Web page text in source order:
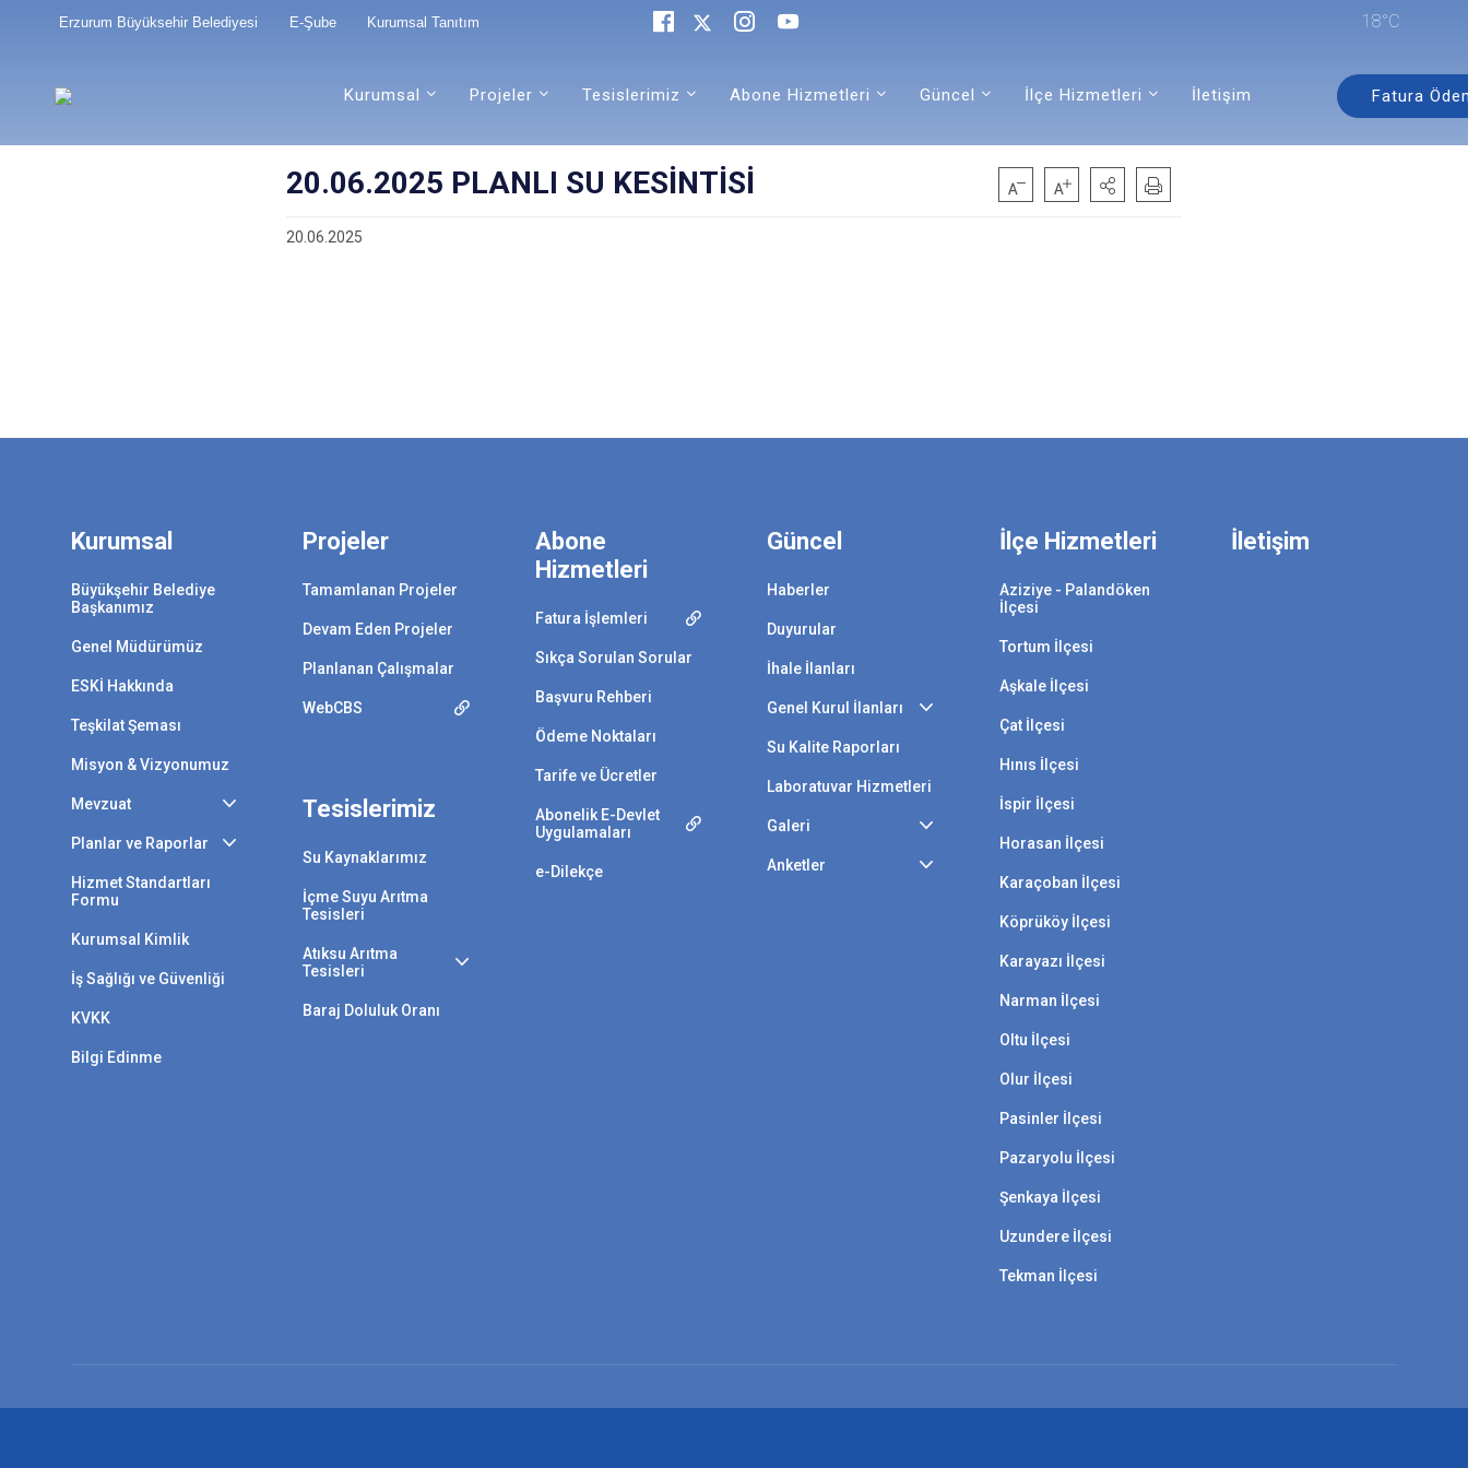
Erzurum Büyüksehir Belediyesi E-Şube Kurumsal Tanıtım 18°C
Kurumsal Projeler Tesislerimiz Abone Hizmetleri Güncel İlçe Hizmetleri İletişim Fatura
20.06.2025 PLANLI SU KESİNTİSİ
20.06.2025
Kurumsal
Büyükşehir Belediye
Başkanımız
Genel Müdürümüz
ESKİ Hakkında
Teşkilat Şeması
Misyon & Vizyonumuz
Mevzuat
Planlar ve Raporlar
Hizmet Standartları
Formu
Kurumsal Kimlik
İş Sağlığı ve Güvenliği
KVKK
Bilgi Edinme
Projeler
Tamamlanan Projeler
Devam Eden Projeler
Planlanan Çalışmalar
WebCBS
Tesislerimiz
Su Kaynaklarımız
İçme Suyu Arıtma
Tesisleri
Atıksu Arıtma
Tesisleri
Baraj Doluluk Oranı
Abone
Hizmetleri
Fatura İşlemleri
Sıkça Sorulan Sorular
Başvuru Rehberi
Ödeme Noktaları
Tarife ve Ücretler
Abonelik E-Devlet
Uygulamaları
e-Dilekçe
Güncel
Haberler
Duyurular
İhale İlanları
Genel Kurul İlanları
Su Kalite Raporları
Laboratuvar Hizmetleri
Galeri
Anketler
İlçe Hizmetleri
Aziziye - Palandöken
İlçesi
Tortum İlçesi
Aşkale İlçesi
Çat İlçesi
Hınıs İlçesi
İspir İlçesi
Horasan İlçesi
Karaçoban İlçesi
Köprüköy İlçesi
Karayazı İlçesi
Narman İlçesi
Oltu İlçesi
Olur İlçesi
Pasinler İlçesi
Pazaryolu İlçesi
Şenkaya İlçesi
Uzundere İlçesi
Tekman İlçesi
İletişim